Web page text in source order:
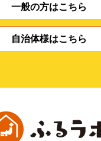
一般の方はこちら
自治体様はこちら